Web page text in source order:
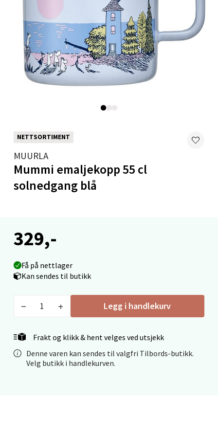
NETTSORTIMENT
MUURLA
Mummi emaljekopp 55 cl
solnedgang blå
329,-
Få på nettlager
Kan sendes til butikk
Legg i handlekurv
Frakt og klikk & hent velges ved utsjekk
Denne varen kan sendes til valgfri Tilbords-butikk.
Velg butikk i handlekurven.
0 i butikk
Velg
Mandal - Alti Mandal
Skarvøyveien 55, 4517 Mandal
Åpent i dag 09-19
Ålesund - Thon Senter Moa
Langelandsvegen 25, 6010 Ålesund
Åpent i dag 10-20